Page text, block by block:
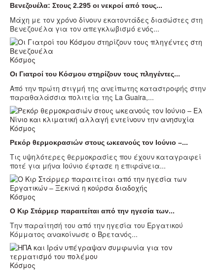
Βενεζουέλα: Στους 2.295 οι νεκροί από τους...
Μάχη με τον χρόνο δίνουν εκατοντάδες διασώστες στη
Βενεζουέλα για τον απεγκλωβισμό ενός...
Κόσμος
Οι Γιατροί του Κόσμου στηρίζουν τους πληγέντες...
Από την πρώτη στιγμή της ανείπωτης καταστροφής στην
παραθαλάσσια πολιτεία της La Guaira,...
Κόσμος
Ρεκόρ θερμοκρασιών στους ωκεανούς τον Ιούνιο –...
Τις υψηλότερες θερμοκρασίες που έχουν καταγραφεί
ποτέ για μήνα Ιούνιο έφτασε η επιφάνεια...
Κόσμος
Ο Κιρ Στάρμερ παραιτείται από την ηγεσία των...
Την παραίτησή του από την ηγεσία του Εργατικού
Κόμματος ανακοίνωσε ο Βρετανός...
Κόσμος